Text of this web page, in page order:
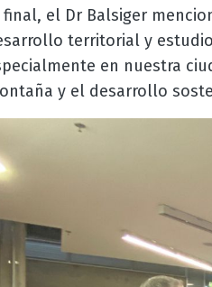
final, el Dr Balsiger
territorial y
en nuestra
y el desarrollo